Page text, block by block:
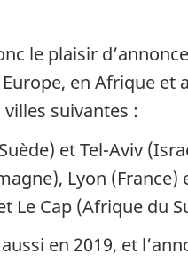
le plaisir
en Afrique
suivantes :
et Tel-Aviv
Lyon
Le Cap (Afrique du
en 2019, et